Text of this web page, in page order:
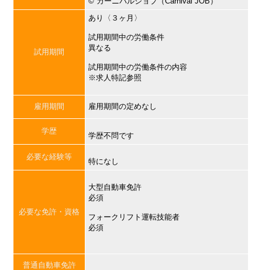
試用期間
あり〈３ヶ月〉
試用期間中の労働条件
異なる
試用期間中の労働条件の内容
※求人特記参照
雇用期間 雇用期間の定めなし
学歴
学歴不問です
必要な経験等
特になし
必要な免許・資格
大型自動車免許
必須
フォークリフト運転技能者
必須
普通自動車免許